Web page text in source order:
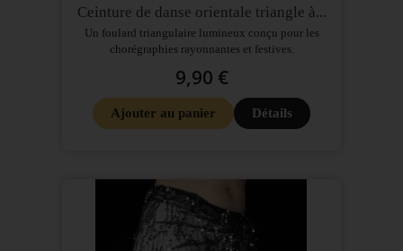
Ceinture de danse orientale triangle à...
Un foulard triangulaire lumineux conçu pour les
chorégraphies rayonnantes et festives.
9,90 €
Ajouter au panier Détails